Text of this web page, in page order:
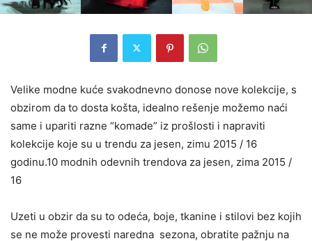
Velike modne kuće svakodnevno donose nove kolekcije, s
obzirom da to dosta košta, idealno rešenje možemo naći
same i upariti razne “komade” iz prošlosti i napraviti
kolekcije koje su u trendu za jesen, zimu 2015 / 16
godinu.10 modnih odevnih trendova za jesen, zima 2015 /
16
Uzeti u obzir da su to odeća, boje, tkanine i stilovi bez kojih
se ne može provesti naredna sezona, obratite pažnju na